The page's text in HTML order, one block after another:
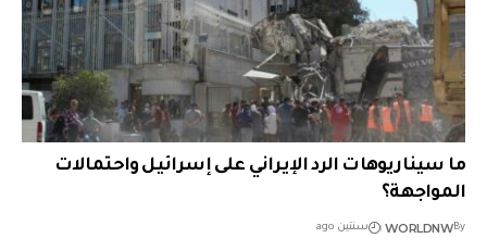
ما سيناريوهات الرد الإيراني على إسرائيل واحتمالات
المواجهة؟
By
WORLDNW سنتين ago